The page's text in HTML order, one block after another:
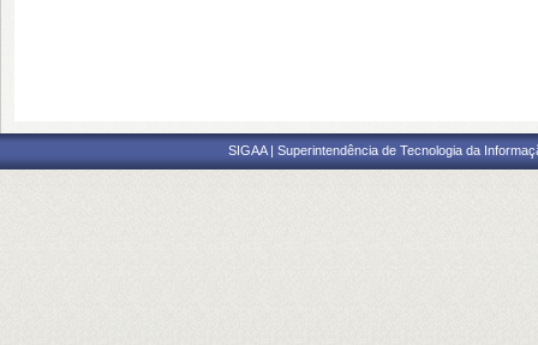
SIGAA | Superintendência de Tecnologia da